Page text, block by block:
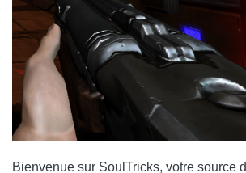
CHASSE DANS DOOM ?
CONCLUSION
Bienvenue sur SoulTricks, votre source